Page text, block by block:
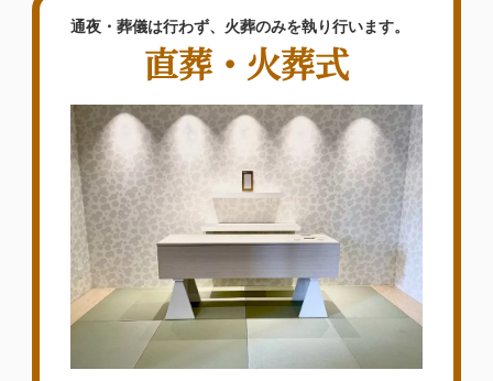
通夜・葬儀は行わず、火葬のみを執り行います。
直葬・火葬式